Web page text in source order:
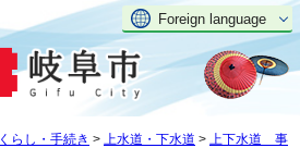
Foreign language
くらし・手続き > 上水道・下水道 >
上下水道 事